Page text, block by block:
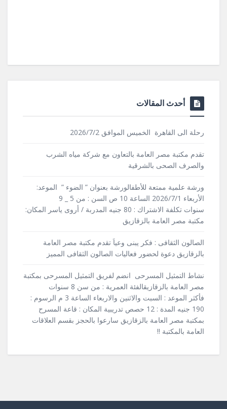
أحدث المقالات
رحلة الى القاهرة الخميس الموافق 2026/7/2
تقدم مكتبة مصر العامة بالتعاون مع شركة مياه الشرب
والصرف الصحى بالشرقية
ورشة علمية ممتعة للأطفالورشة بعنوان ” الضوء ” الموعد:
الأربعاء 2026/7/1 الساعة 10 ص السن : من 5 _ 9
سنوات تكلفة الاشتراك : 80 جنيه المدربة / أروى ياسر المكان:
مكتبة مصر العامة بالزقازيق
الصالون الثقافى : فكر يبنى وعياَ تقدم مكتبة مصر العامة
بالزقازيق دعوة لحضور فعاليات الصالون الثقافى المميز
نشاط التمثيل المسرحى انضم لفريق التمثيل المسرحى بمكتبة
مصر العامة بالزقازيقالفئة العمرية : من سن 8 سنوات
فأكثر الموعد : السبت والاثنين والاربعاء الساعة 3 م الرسوم :
190 جنيه المدة : 12 حصص تدريبية المكان : قاعة المسرح
بمكتبة مصر العامة بالزقازيق سارعوا بالحجز بقسم العلاقات
العامة بالمكتبة !!